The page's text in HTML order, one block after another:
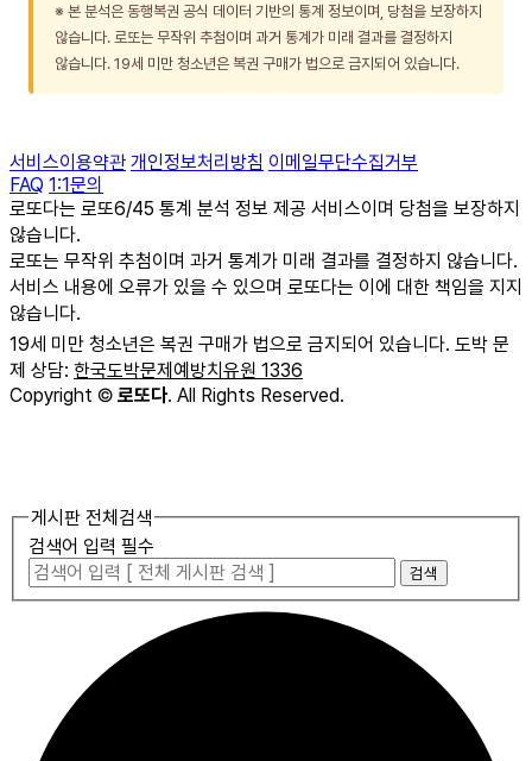
※ 본 분석은 동행복권 공식 데이터 기반의 통계 정보이며, 당첨을 보장하지
않습니다. 로또는 무작위 추첨이며 과거 통계가 미래 결과를 결정하지
않습니다. 19세 미만 청소년은 복권 구매가 법으로 금지되어 있습니다.
서비스이용약관 개인정보처리방침 이메일무단수집거부
FAQ 1:1문의
로또다는 로또6/45 통계 분석 정보 제공 서비스이며 당첨을 보장하지
않습니다.
로또는 무작위 추첨이며 과거 통계가 미래 결과를 결정하지 않습니다.
서비스 내용에 오류가 있을 수 있으며 로또다는 이에 대한 책임을 지지
않습니다.
19세 미만 청소년은 복권 구매가 법으로 금지되어 있습니다. 도박 문
제 상담: 한국도박문제예방치유원 1336
Copyright © 로또다. All Rights Reserved.
게시판 전체검색
검색어 입력 필수
검색